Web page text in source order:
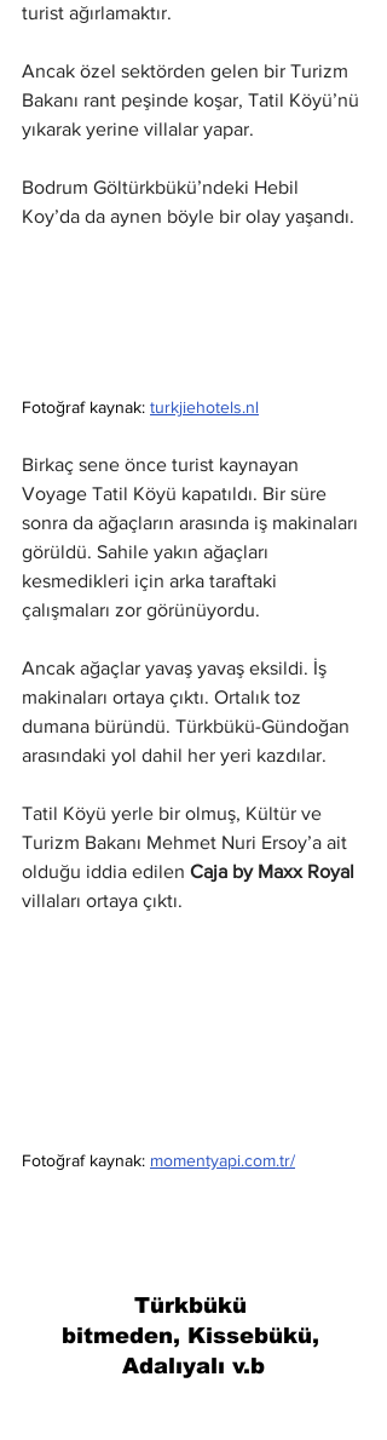
turist ağırlamaktır.
Ancak özel sektörden gelen bir Turizm
Bakanı rant peşinde koşar, Tatil Köyü’nü
yıkarak yerine villalar yapar.
Bodrum Göltürkbükü’ndeki Hebil
Koy’da da aynen böyle bir olay yaşandı.
Fotoğraf kaynak: turkjiehotels.nl
Birkaç sene önce turist kaynayan
Voyage Tatil Köyü kapatıldı. Bir süre
sonra da ağaçların arasında iş makinaları
görüldü. Sahile yakın ağaçları
kesmedikleri için arka taraftaki
çalışmaları zor görünüyordu.
Ancak ağaçlar yavaş yavaş eksildi. İş
makinaları ortaya çıktı. Ortalık toz
dumana büründü. Türkbükü-Gündoğan
arasındaki yol dahil her yeri kazdılar.
Tatil Köyü yerle bir olmuş, Kültür ve
Turizm Bakanı Mehmet Nuri Ersoy’a ait
olduğu iddia edilen Caja by Maxx Royal
villaları ortaya çıktı.
Fotoğraf kaynak: momentyapi.com.tr/
Türkbükü
bitmeden, Kissebükü,
Adalıyalı v.b